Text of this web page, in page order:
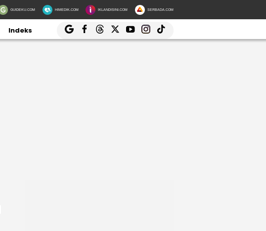
GUIDEKU.COM HIMEDIK.COM IKLANDISINI.COM SERBADA.COM
Indeks